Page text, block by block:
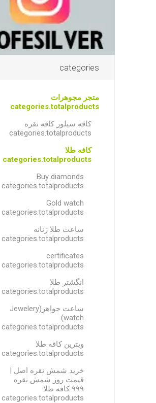
categories
متجر مجوهرات
categories.totalproducts
کافه سیلور کافه نقره
categories.totalproducts
کافه طلا
categories.totalproducts
Buy diamonds
categories.totalproducts
Gold watch
categories.totalproducts
ساعت طلا زنانه
categories.totalproducts
certificates
categories.totalproducts
انگشتر طلا
categories.totalproducts
ساعت جواهر(Jewelery
watch)
categories.totalproducts
ویترین کافه طلا
categories.totalproducts
خرید شمش نقره اصل |
قیمت روز شمش نقره
۹۹۹ کافه طلا
categories.totalproducts